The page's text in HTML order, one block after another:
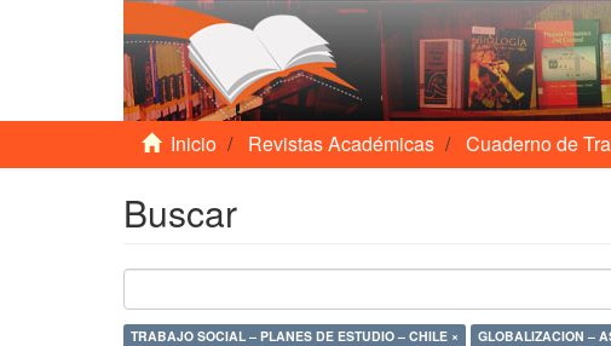
Inicio Revistas Académicas Cuaderno de
Buscar
TRABAJO SOCIAL – PLANES DE ESTUDIO – CHILE × GLOBALIZACION –